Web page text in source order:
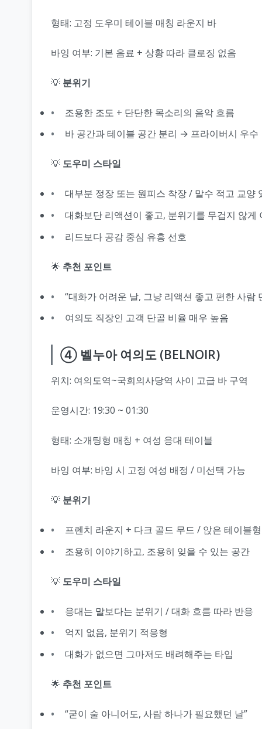
형태: 고정 도우미 테이블 매칭 라운지 바
바잉 여부: 기본 음료 + 상황 따라 클로징 없음
💡 분위기
조용한 조도 + 단단한 목소리의 음악 흐름
바 공간과 테이블 공간 분리 → 프라이버시 우수
💡 도우미 스타일
대부분 정장 또는 원피스 착장 / 말수 적고 교양
대화보단 리액션이 좋고, 분위기를 무겁지 않게
리드보다 공감 중심 유흥 선호
🌟 추천 포인트
“대화가 어려운 날, 그냥 리액션 좋고 편한 사람
여의도 직장인 고객 단골 비율 매우 높음
④ 벨누아 여의도 (BELNOIR)
위치: 여의도역~국회의사당역 사이 고급 바 구역
운영시간: 19:30 ~ 01:30
형태: 소개팅형 매칭 + 여성 응대 테이블
바잉 여부: 바잉 시 고정 여성 배정 / 미선택 가능
💡 분위기
프렌치 라운지 + 다크 골드 무드 / 앉은 테이블
조용히 이야기하고, 조용히 잊을 수 있는 공간
💡 도우미 스타일
응대는 말보다는 분위기 / 대화 흐름 따라 반응
억지 없음, 분위기 적응형
대화가 없으면 그마저도 배려해주는 타입
🌟 추천 포인트
“굳이 술 아니어도, 사람 하나가 필요했던 날”